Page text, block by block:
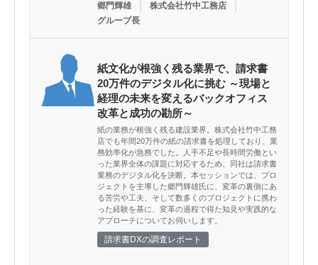
郷門輝雄 株式会社竹中工務店
グループ長
紙文化が根強く残る業界で、請求書
20万件のデジタル化に挑む ～現場と
経理の未来を変えるバックオフィス
改革と成功の勘所～
紙の業務が根強く残る建設業界。株式会社竹中工務
店でも年間20万件の紙の請求書を処理しており、業
務効率化が急務でした。人手不足や長時間労働とい
った業界全体の課題に対応するため、同社は請求書
業務のデジタル化を決断。本セッションでは、プロ
ジェクトを主導した郷門輝雄氏に、変革の裏側にあ
る苦労や工夫、そして数多くのプロジェクトに携わ
った経験を基に、変革の過程で得た知見や実践的な
アプローチについてお伺いします。
請求書DXの調査レポート